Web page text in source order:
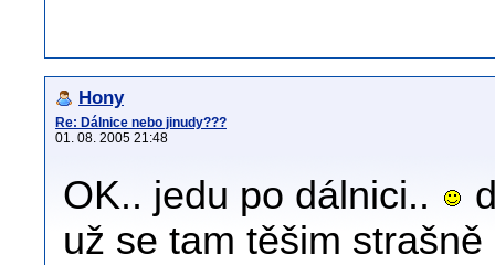
Hony
Re: Dálnice nebo jinudy???
01. 08. 2005 21:48
OK.. jedu po dálnici..
už se tam těšim strašně